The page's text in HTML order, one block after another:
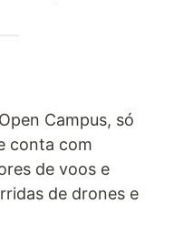
Campus, só
conta com
de voos e
de drones e